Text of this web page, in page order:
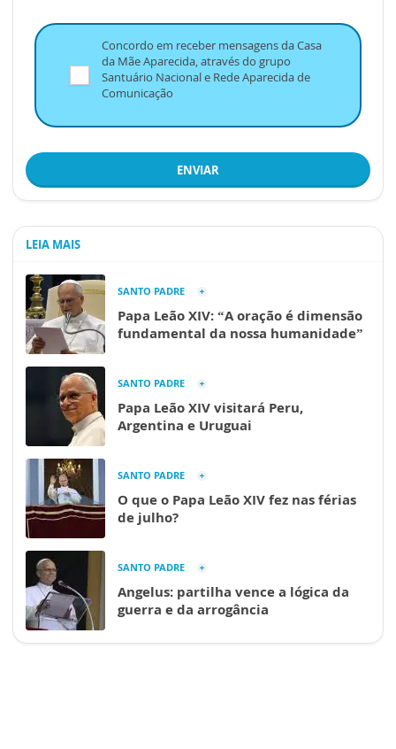
Concordo em receber mensagens da Casa
da Mãe Aparecida, através do grupo
Santuário Nacional e Rede Aparecida de
Comunicação
ENVIAR
LEIA MAIS
SANTO PADRE
Papa Leão XIV: “A oração é dimensão
fundamental da nossa humanidade”
SANTO PADRE
Papa Leão XIV visitará Peru,
Argentina e Uruguai
SANTO PADRE
O que o Papa Leão XIV fez nas férias
de julho?
SANTO PADRE
Angelus: partilha vence a lógica da
guerra e da arrogância